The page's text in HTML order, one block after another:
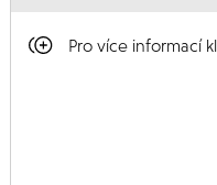
Pro více informací